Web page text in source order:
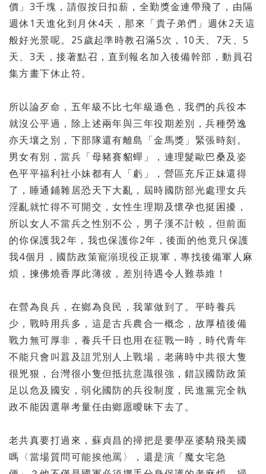
價」3千塊， 請假按日扣薪，全勤獎金連帶飛了，由隔
週休1天進化到月休4天，那來「貴子弟們」週休2天這
般好光景呢。 25歲起準時教召滿5次，10天、7天、5
天、3天，接著點召，直到報名加入後備幹部，動員召
集方畫下休止符。
所以論歹命，五年級不比七年級遜色，我們的兵役本
就沒公平過， 除上述兩年與三年役期差別，兵種勞逸
亦天壤之別， 下部隊還有離島「金馬獎」緊張時刻。
男女有別，當兵「母豬賽貂蟬」，連理髮歐巴桑及姿
色平平福利社小妹都有人「虧」， 營區充斥正妹還得
了，睡通鋪雜居恐天下大亂， 屆時國防部光處理女兵
淫亂就忙得不可開交，女性生理期及懷孕也挺困擾，
所以女人不當兵之性別不公， 男子漢不計較，但前面
的你保護我2年，我也保護你2年，後面的他竟只保護
我4個月，國防政策寵溺現役正規軍，專找後備軍人麻
煩，揀佛燒香厚此薄彼，差別待遇令人難恭維！
在營為良兵，在鄉為良民，我輩做到了。平時養兵
少，戰時用兵多， 這是古兵農合一概念，故厚植後備
戰力無可厚非，養兵千日也用在征戰一時， 時代青年
不能只會叫囂及詛咒別人上戰場， 老蔣時中共很大隻
很兇狠，台灣很小隻但抵抗意識很強，錯誤國防政策
足以危及國安，弱化國防的兵役制度， 民進黨完全執
政不能因選舉考量任由鄉愿曖昧下去了。
老共真要打過來，蘇貞昌的掃把是要學巫婆騎飛美國
嗎〈當場質問可能挨他罵〉，還是演「魔女宅急